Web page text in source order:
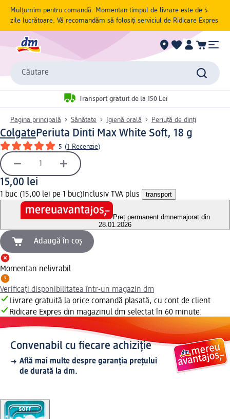
Mulțumim pentru comandă. Momentan timpul de livrare este de 5
zile lucrătoare. Vă recomandăm să folosiți serviciul de Ridicare Expres
Căutare
Transport gratuit de la 150 Lei
Pagina principală Sănătate Igienă orală Periuță de dinți
ColgatePeriuta Dinti Max White Soft, 18 g
5 (1 Recenzie)
15,00 lei
1 buc (15,00 lei pe 1 buc) Inclusiv TVA plus transport
Preț permanent dmnemajorat din
28.01.2026
Adaugă în coș
Momentan nelivrabil
Verificați disponibilitatea într-un magazin dm
Livrare gratuită la orice comandă plasată, cu cont de client
Ridicare Expres din magazinul dm selectat în 60 minute.
Convenabil cu fiecare achiziție
Află mai multe despre garanția prețului
de durată la dm.